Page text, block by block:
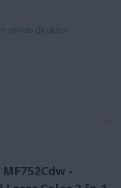
nevoie de ajutor
MF752Cdw -